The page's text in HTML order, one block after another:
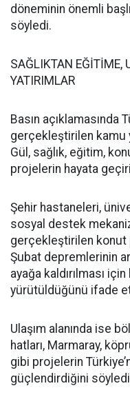
döneminin önemli
söyledi.
SAĞLIKTAN EĞİTİME,
YATIRIMLAR
Basın açıklamasında
gerçekleştirilen kamu
Gül, sağlık, eğitim,
projelerin hayata
Şehir hastaneleri,
sosyal destek
gerçekleştirilen konut
Şubat depremlerinin
ayağa kaldırılması
yürütüldüğünü ifade
Ulaşım alanında ise
hatları, Marmaray,
gibi projelerin
güçlendirdiğini